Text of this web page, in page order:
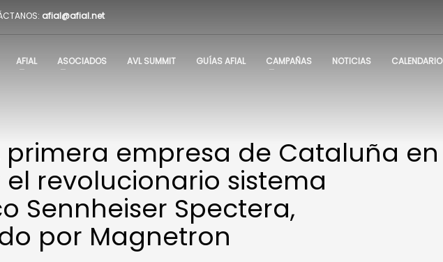
afial@afial.net
AFIAL ASOCIADOS AVL SUMMIT GUÍAS AFIAL CAMPAÑAS NOTICIAS CALENDARIO
primera empresa de Cataluña en
revolucionario sistema
Sennheiser Spectera,
por Magnetron